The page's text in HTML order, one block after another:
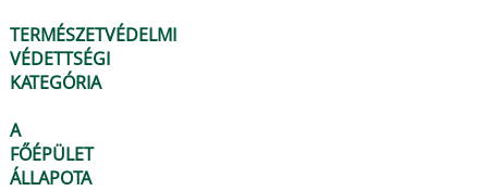
TERMÉSZETVÉDELMI
VÉDETTSÉGI
KATEGÓRIA
A
FŐÉPÜLET
ÁLLAPOTA